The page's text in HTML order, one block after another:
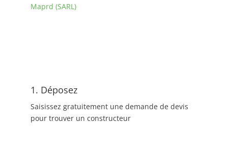
Maprd (SARL)
1. Déposez
Saisissez gratuitement une demande de devis
pour trouver un constructeur